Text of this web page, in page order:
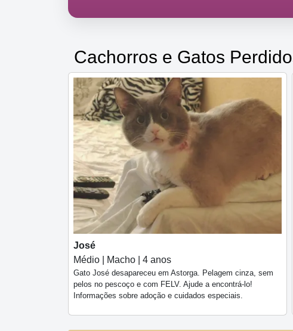
Cachorros e Gatos
José
Médio | Macho | 4 anos
Gato José desapareceu em Astorga. Pelagem cinza, sem
pelos no pescoço e com FELV. Ajude a encontrá-lo!
Informações sobre adoção e cuidados especiais.